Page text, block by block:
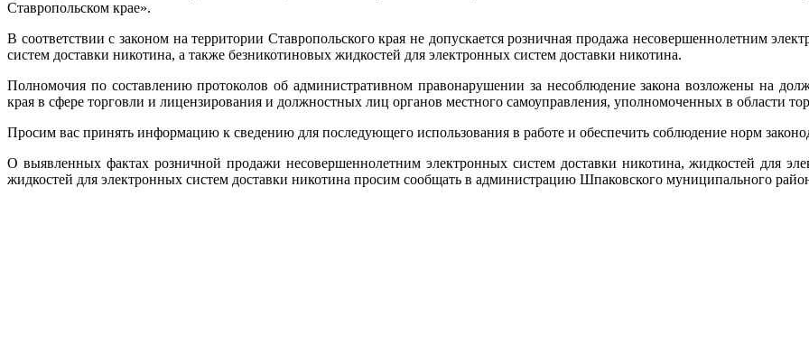
Ставропольском крае».
В соответствии с законом на территории Ставропольского края не допускается розничная продажа несовершеннолетним
систем доставки никотина, а также безникотиновых жидкостей для электронных систем доставки никотина.
Полномочия по составлению протоколов об административном правонарушении за несоблюдение закона возложены на
края в сфере торговли и лицензирования и должностных лиц органов местного самоуправления, уполномоченных в области
Просим вас принять информацию к сведению для последующего использования в работе и обеспечить соблюдение норм
О выявленных фактах розничной продажи несовершеннолетним электронных систем доставки никотина, жидкостей для
жидкостей для электронных систем доставки никотина просим сообщать в администрацию Шпаковского муниципального